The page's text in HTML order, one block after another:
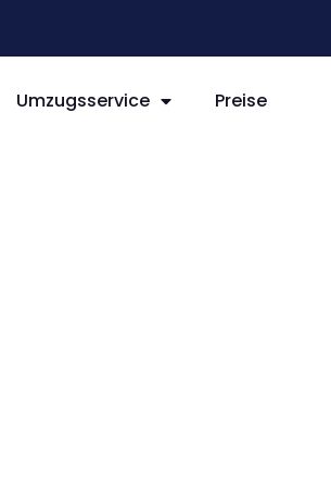
Umzugsservice Preise